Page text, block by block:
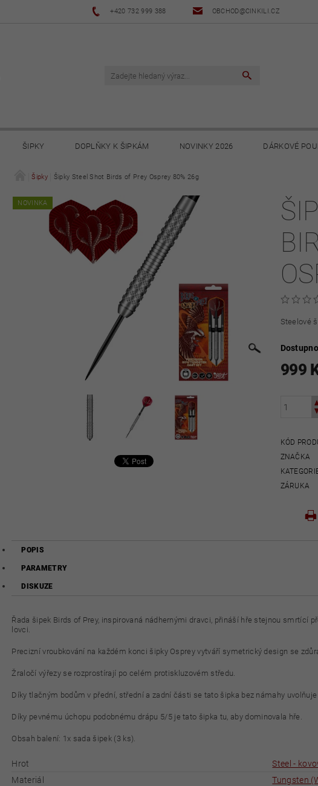
+420 732 999 388 OBCHOD@CINKILI.CZ
ŠIPKY DOPLŇKY K ŠIPKÁM NOVINKY 2026 DÁRKOVÉ
HRY NOVINKY 2025 NOVINKY 2024
OBCHODNÍ PODMÍNKY OCHRANA OSOBNÍCH ÚDAJŮ SOUBORY KE
Šipky Šipky Steel Shot Birds of Prey Osprey 80% 26g
NOVINKA
Steelové
999
KÓD
ZNAČKA
ZÁRUKA
POPIS
PARAMETRY
DISKUZE
Řada šipek Birds of Prey, inspirovaná nádhernými dravci, přináší hře stejnou smrtící
lovci.
Precizní vroubkování na každém konci šipky Osprey vytváří symetrický design se
Žraločí výřezy se rozprostírají po celém protiskluzovém středu.
Díky tlačným bodům v přední, střední a zadní části se tato šipka bez námahy
Díky pevnému úchopu podobnému drápu 5/5 je tato šipka tu, aby dominovala hře.
Obsah balení: 1x sada šipek (3 ks).
Hrot
Steel -
Materiál
Tungsten